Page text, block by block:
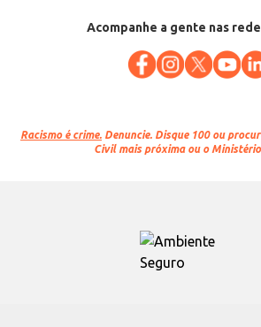
Acompanhe a gente nas
Racismo é crime. Denuncie. Disque 100 ou
Civil mais próxima ou o